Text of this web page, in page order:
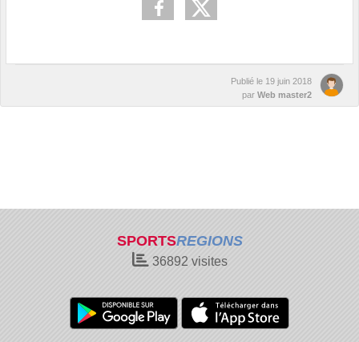
Publié le 19 juin 2018
par Web master2
SPORTSREGIONS
36892 visites